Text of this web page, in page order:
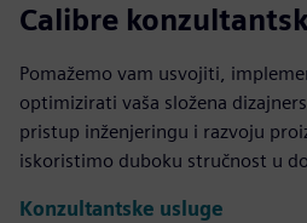
Calibre
Pomažemo vam usvojiti,
optimizirati vaša složena
pristup inženjeringu i razvoju
iskoristimo duboku stručnost u
Konzultantske usluge